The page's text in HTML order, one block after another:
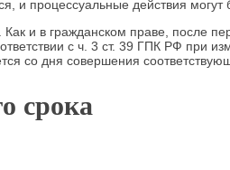
и процессуальные действия могут
и в гражданском праве, после
с ч. 3 ст. 39 ГПК РФ при
со дня совершения
срока